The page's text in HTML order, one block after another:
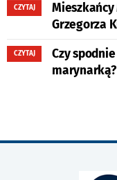
CZYTAJ
Mieszkańcy
Grzegorza
CZYTAJ
Czy
marynarką?